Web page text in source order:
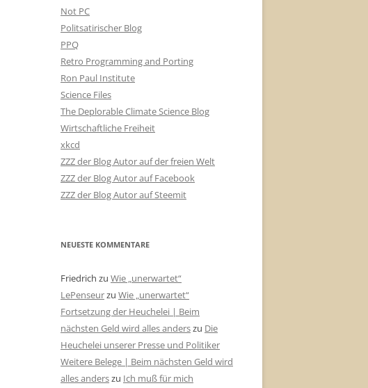
Not PC
Politsatirischer Blog
PPQ
Retro Programming and Porting
Ron Paul Institute
Science Files
The Deplorable Climate Science Blog
Wirtschaftliche Freiheit
xkcd
ZZZ der Blog Autor auf der freien Welt
ZZZ der Blog Autor auf Facebook
ZZZ der Blog Autor auf Steemit
NEUESTE KOMMENTARE
Friedrich zu Wie „unerwartet“
LePenseurzu Wie „unerwartet“
Fortsetzung der Heuchelei | Beim
nächsten Geld wird alles anderszu Die
Heuchelei unserer Presse und Politiker
Weitere Belege | Beim nächsten Geld wird
alles anderszu Ich muß für mich